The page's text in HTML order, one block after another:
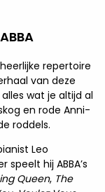
repertoire
van deze
wat je altijd al
en rode Anni-
roddels.
Leo
hij ABBA’s
Queen, The